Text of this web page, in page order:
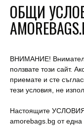
ОБЩИ
ВНИМАНИЕ!
ползвате този сайт.
приемате и сте
тези условия, не
Настоящите
amorebags.bg от една